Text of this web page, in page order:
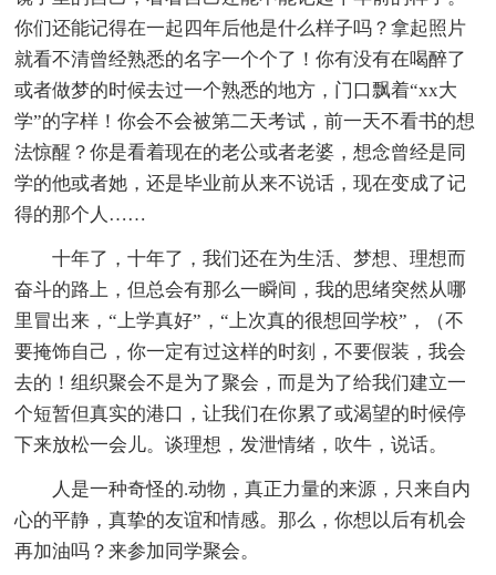
你们还能记得在一起四年后他是什么样子吗？拿起照片
就看不清曾经熟悉的名字一个个了！你有没有在喝醉了
或者做梦的时候去过一个熟悉的地方，门口飘着“xx大
学”的字样！你会不会被第二天考试，前一天不看书的想
法惊醒？你是看着现在的老公或者老婆，想念曾经是同
学的他或者她，还是毕业前从来不说话，现在变成了记
得的那个人……
十年了，十年了，我们还在为生活、梦想、理想而
奋斗的路上，但总会有那么一瞬间，我的思绪突然从哪
里冒出来，“上学真好”，“上次真的很想回学校”，（不
要掩饰自己，你一定有过这样的时刻，不要假装，我会
去的！组织聚会不是为了聚会，而是为了给我们建立一
个短暂但真实的港口，让我们在你累了或渴望的时候停
下来放松一会儿。谈理想，发泄情绪，吹牛，说话。
人是一种奇怪的.动物，真正力量的来源，只来自内
心的平静，真挚的友谊和情感。那么，你想以后有机会
再加油吗？来参加同学聚会。